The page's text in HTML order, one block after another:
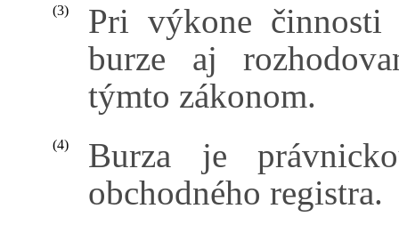
(3)
Pri výkone
burze aj
týmto zákonom.
(4)
Burza je
obchodného registra.